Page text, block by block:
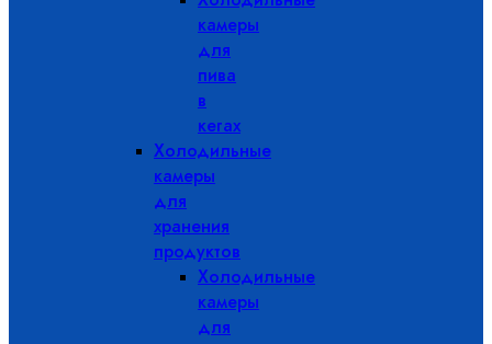
камеры
для
пива
в
кегах
Холодильные
камеры
для
хранения
продуктов
Холодильные
камеры
для